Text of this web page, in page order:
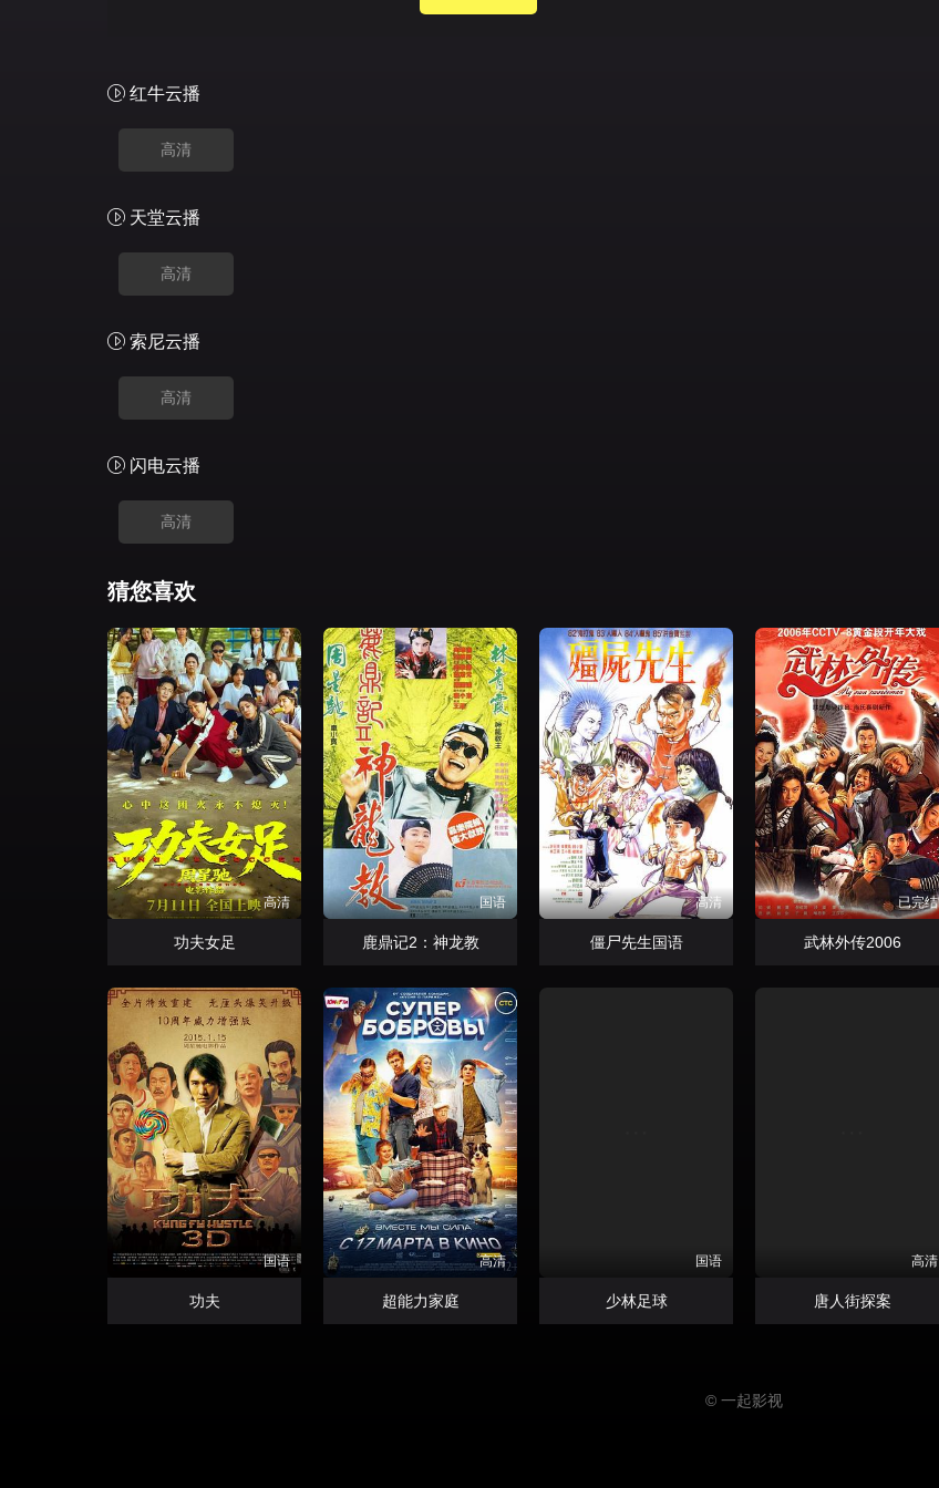
红牛云播
高清
天堂云播
高清
索尼云播
高清
闪电云播
高清
猜您喜欢
高清
功夫女足
国语
鹿鼎记2：神龙教
高清
僵尸先生国语
已完结
武林外传2006
国语
功夫
高清
超能力家庭
国语
少林足球
高清
唐人街探案
© 一起影视